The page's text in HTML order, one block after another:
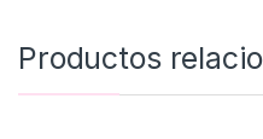
Productos